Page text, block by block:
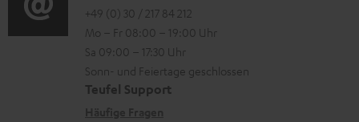
V
e
r
s
n
z
u
r
e
r
ä
t
o
-
L
e
o
n
t
a
+49 (0) 30 / 217 84 212
Mo – Fr 08:00 – 19:00 Uhr
Sa 09:00 – 17:30 Uhr
Sonn- und Feiertage geschlossen
Teufel Support